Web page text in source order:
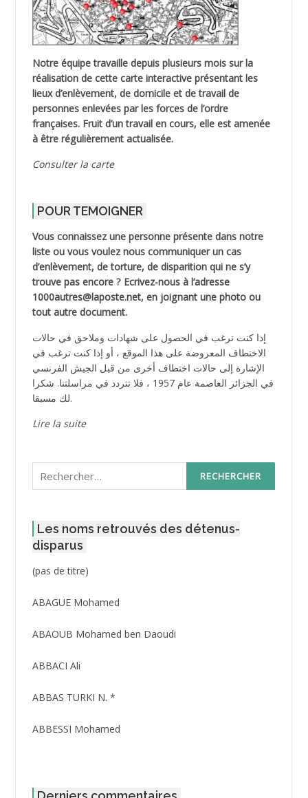
Notre équipe travaille depuis plusieurs mois sur la
réalisation de cette carte interactive présentant les
lieux d’enlèvement, de domicile et de travail de
personnes enlevées par les forces de l’ordre
françaises. Fruit d’un travail en cours, elle est amenée
à être régulièrement actualisée.
Consulter la carte
POUR TEMOIGNER
Vous connaissez une personne présente dans notre
liste ou vous voulez nous communiquer un cas
d’enlèvement, de torture, de disparition qui ne s’y
trouve pas encore ? Ecrivez-nous à l’adresse
1000autres@laposte.net, en joignant une photo ou
tout autre document.
إذا كنت ترغب في الحصول على شهادات وملاحق في حالات
الاختطاف المعروضة على هذا الموقع ، أو إذا كنت ترغب في
الإشارة إلى حالات اختطاف أخرى من قبل الجيش الفرنسي
في الجزائر العاصمة عام 1957 ، فلا تتردد في مراسلتنا. شكرا
لك مسبقا.
Lire la suite
Rechercher :
Les noms retrouvés des détenus-
disparus
(pas de titre)Post
3416
ABAGUE Mohamed
ABAOUB Mohamed ben Daoudi
ABBACI Ali
ABBAS TURKI N. *
ABBESSI Mohamed
ABDAT Amar